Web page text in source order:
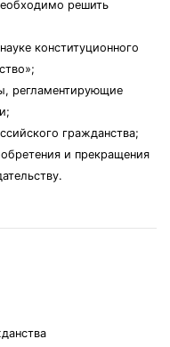
решить
конституционного
регламентирующие
гражданства;
и прекращения